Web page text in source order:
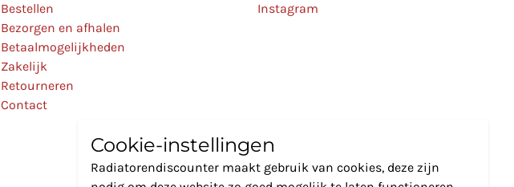
Bestellen
Bezorgen en afhalen
Betaalmogelijkheden
Zakelijk
Retourneren
Contact
Instagram
Cookie-instellingen
Radiatorendiscounter maakt gebruik van cookies, deze zijn